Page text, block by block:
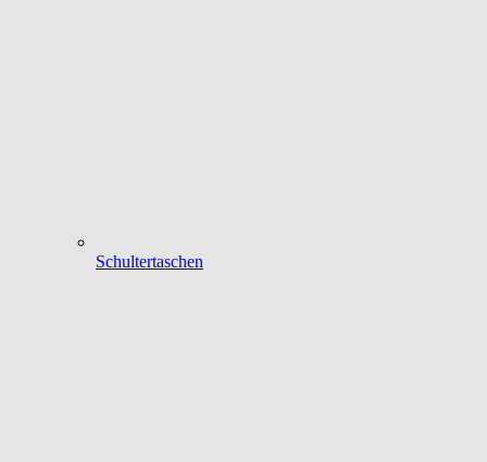
Schultertaschen